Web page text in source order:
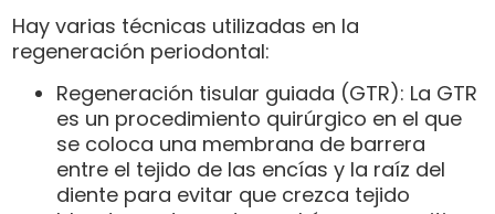
Hay varias técnicas utilizadas en la
regeneración periodontal:
Regeneración tisular guiada (GTR): La GTR
es un procedimiento quirúrgico en el que
se coloca una membrana de barrera
entre el tejido de las encías y la raíz del
diente para evitar que crezca tejido